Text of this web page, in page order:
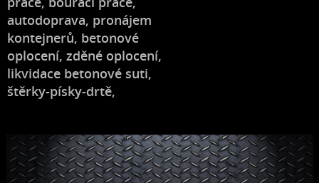
autodoprava, pronájem
kontejnerů, betonové
oplocení, zděné oplocení,
likvidace betonové suti,
štěrky-písky-drtě,